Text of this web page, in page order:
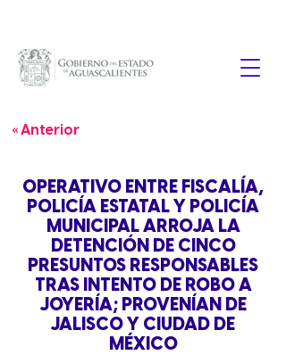
« Anterior
OPERATIVO ENTRE FISCALÍA,
POLICÍA ESTATAL Y POLICÍA
MUNICIPAL ARROJA LA
DETENCIÓN DE CINCO
PRESUNTOS RESPONSABLES
TRAS INTENTO DE ROBO A
JOYERÍA; PROVENÍAN DE
JALISCO Y CIUDAD DE
MÉXICO